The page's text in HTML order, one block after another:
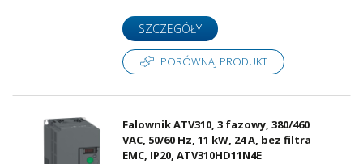
SZCZEGÓŁY
PORÓWNAJ PRODUKT
Falownik ATV310, 3 fazowy, 380/460
VAC, 50/60 Hz, 11 kW, 24 A, bez filtra
EMC, IP20, ATV310HD11N4E